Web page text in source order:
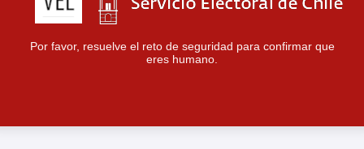
Por favor, resuelve el reto de seguridad para confirmar que
eres humano.